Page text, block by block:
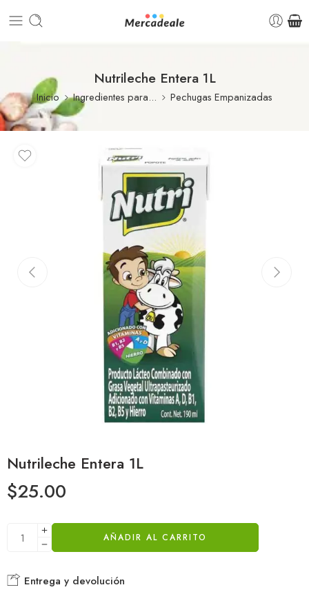
Nutrileche Entera 1L
Inicio Ingredientes para... Pechugas Empanizadas
Nutrileche Entera 1L
$25.00
AÑADIR AL CARRITO
Entrega y devolución